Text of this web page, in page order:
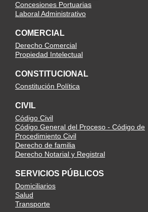
Concesiones Portuarias
Laboral Administrativo
COMERCIAL
Derecho Comercial
Propiedad Intelectual
CONSTITUCIONAL
Constitución Política
CIVIL
Código Civil
Código General del Proceso - Código de
Procedimiento Civil
Derecho de familia
Derecho Notarial y Registral
SERVICIOS PÚBLICOS
Domiciliarios
Salud
Transporte